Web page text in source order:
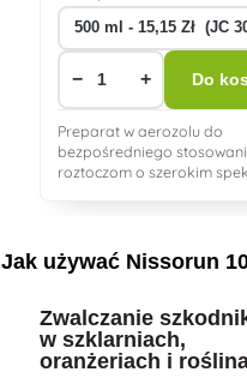
− + Do
Preparat w aerozolu do
bezpośredniego
roztoczom o szerokim
Jak używać Nissorun
Zwalczanie
w szklarniach,
oranżeriach i